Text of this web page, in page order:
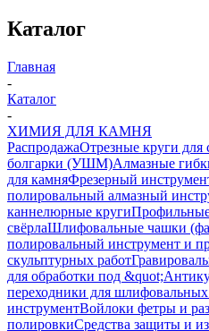
Каталог
Главная
-
Каталог
-
ХИМИЯ ДЛЯ КАМНЯ
РаспродажаОтрезные круги для
болгарки (УШМ)Алмазные
для камняФрезерный
полировальный алмазный
каннелюрные круги
свёрлаШлифовальные чашки
полировальный инструмент и
скульптурных работ
для обработки под
переходники для шлифовальных
инструментВойлоки фетры и
полировкиСредства защиты и